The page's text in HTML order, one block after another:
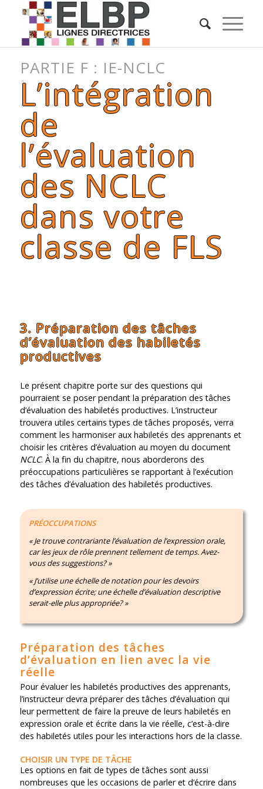
PARTIE F : IE-NCLC
L’intégration
de
l’évaluation
des NCLC
dans votre
classe de FLS
3. Préparation des tâches
d’évaluation des habiletés
productives
Le présent chapitre porte sur des questions qui
pourraient se poser pendant la préparation des tâches
d’évaluation des habiletés productives. L’instructeur
trouvera utiles certains types de tâches proposés, verra
comment les harmoniser aux habiletés des apprenants et
choisir les critères d’évaluation au moyen du document
NCLC. À la fin du chapitre, nous aborderons des
préoccupations particulières se rapportant à l’exécution
des tâches d’évaluation des habiletés productives.
PRÉOCCUPATIONS
« Je trouve contrariante l’évaluation de l’expression orale,
car les jeux de rôle prennent tellement de temps. Avez-
vous des suggestions? »
« J’utilise une échelle de notation pour les devoirs
d’expression écrite; une échelle d’évaluation descriptive
serait-elle plus appropriée? »
Préparation des tâches
d’évaluation en lien avec la vie
réelle
Pour évaluer les habiletés productives des apprenants,
l’instructeur devra préparer des tâches d’évaluation qui
leur permettent de faire la preuve de leurs habiletés en
expression orale et écrite dans la vie réelle, c’est-à-dire
des habiletés utiles pour les interactions hors de la classe.
CHOISIR UN TYPE DE TÂCHE
Les options en fait de types de tâches sont aussi
nombreuses que les occasions de parler et d’écrire dans